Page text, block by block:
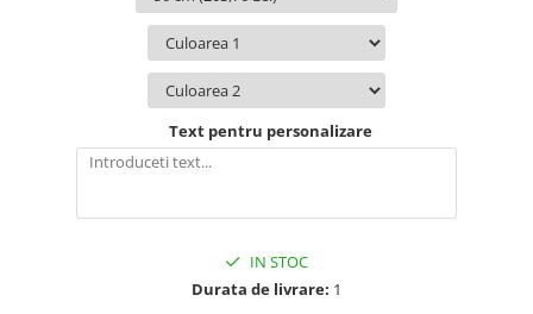
Text pentru personalizare
IN STOC
Durata de livrare: 1